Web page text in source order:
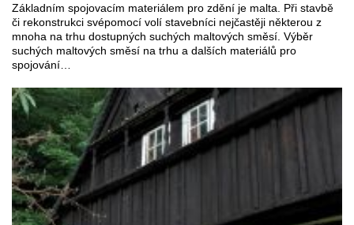
Základním spojovacím materiálem pro zdění je malta. Při stavbě
či rekonstrukci svépomocí volí stavebníci nejčastěji některou z
mnoha na trhu dostupných suchých maltových směsí. Výběr
suchých maltových směsí na trhu a dalších materiálů pro
spojování…